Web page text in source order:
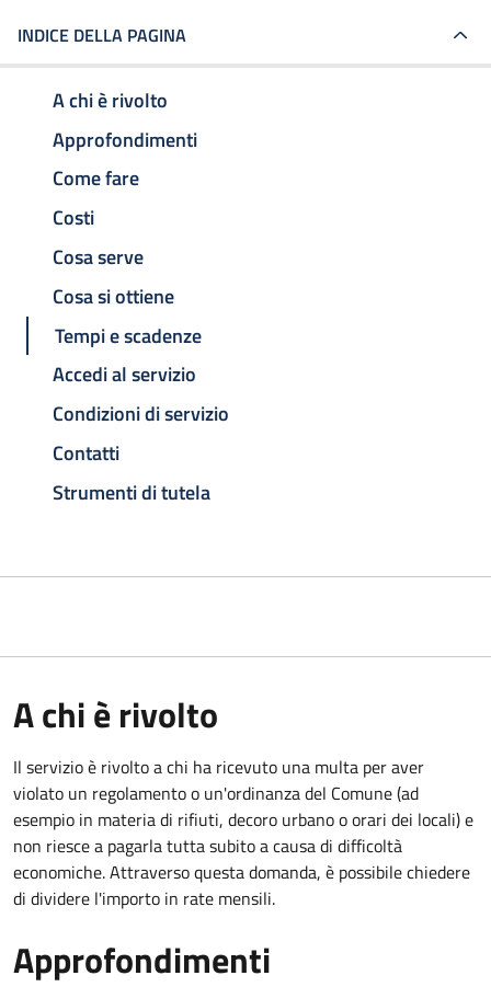
INDICE DELLA PAGINA
A chi è rivolto
Approfondimenti
Come fare
Costi
Cosa serve
Cosa si ottiene
Tempi e scadenze
Accedi al servizio
Condizioni di servizio
Contatti
Strumenti di tutela
A chi è rivolto
Il servizio è rivolto a chi ha ricevuto una multa per aver
violato un regolamento o un'ordinanza del Comune (ad
esempio in materia di rifiuti, decoro urbano o orari dei locali) e
non riesce a pagarla tutta subito a causa di difficoltà
economiche. Attraverso questa domanda, è possibile chiedere
di dividere l'importo in rate mensili.
Approfondimenti